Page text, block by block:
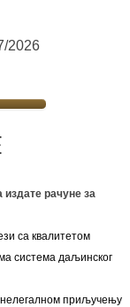
2026
издате рачуне за
са квалитетом
система даљинског
приључењу